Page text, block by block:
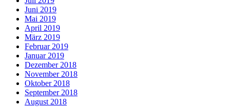
Juni 2019
Mai 2019
April 2019
März 2019
Februar 2019
Januar 2019
Dezember 2018
November 2018
Oktober 2018
September 2018
August 2018